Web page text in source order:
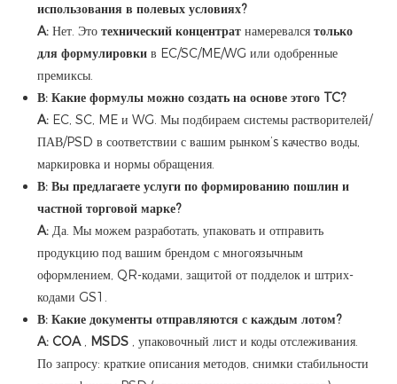
использования в полевых условиях?
A: Нет. Это технический концентрат намеревался только
для формулировки в EC/SC/ME/WG или одобренные
премиксы.
В: Какие формулы можно создать на основе этого TC?
A: EC, SC, ME и WG. Мы подбираем системы растворителей/
ПАВ/PSD в соответствии с вашим рынком’s качество воды,
маркировка и нормы обращения.
В: Вы предлагаете услуги по формированию пошлин и
частной торговой марке?
A: Да. Мы можем разработать, упаковать и отправить
продукцию под вашим брендом с многоязычным
оформлением, QR-кодами, защитой от подделок и штрих-
кодами GS1.
В: Какие документы отправляются с каждым лотом?
A: COA , MSDS , упаковочный лист и коды отслеживания.
По запросу: краткие описания методов, снимки стабильности